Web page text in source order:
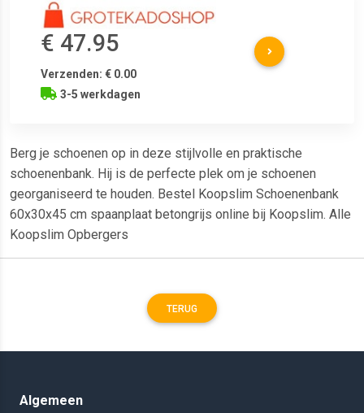
€ 47.95
Verzenden: € 0.00
3-5 werkdagen
Berg je schoenen op in deze stijlvolle en praktische
schoenenbank. Hij is de perfecte plek om je schoenen
georganiseerd te houden. Bestel Koopslim Schoenenbank
60x30x45 cm spaanplaat betongrijs online bij Koopslim. Alle
Koopslim Opbergers
TERUG
Algemeen